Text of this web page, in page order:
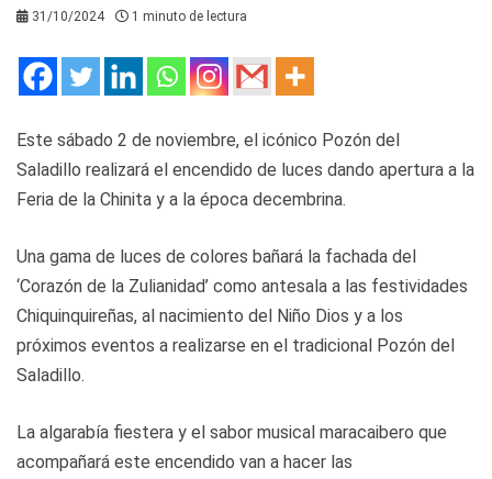
31/10/2024 1 minuto de lectura
Este sábado 2 de noviembre, el icónico Pozón del
Saladillo realizará el encendido de luces dando apertura a la
Feria de la Chinita y a la época decembrina.
Una gama de luces de colores bañará la fachada del
‘Corazón de la Zulianidad’ como antesala a las festividades
Chiquinquireñas, al nacimiento del Niño Dios y a los
próximos eventos a realizarse en el tradicional Pozón del
Saladillo.
La algarabía fiestera y el sabor musical maracaibero que
acompañará este encendido van a hacer las